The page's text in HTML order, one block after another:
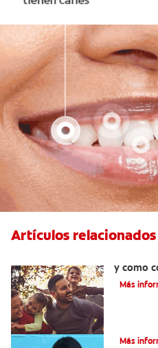
Artículos relacionados
y cómo
Más
Más